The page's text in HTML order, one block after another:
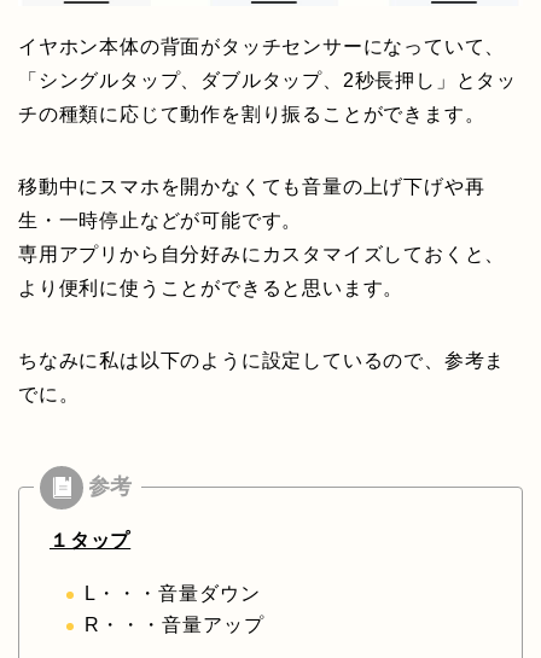
イヤホン本体の背面がタッチセンサーになっていて、
「シングルタップ、ダブルタップ、2秒長押し」とタッ
チの種類に応じて動作を割り振ることができます。
移動中にスマホを開かなくても音量の上げ下げや再
生・一時停止などが可能です。
専用アプリから自分好みにカスタマイズしておくと、
より便利に使うことができると思います。
ちなみに私は以下のように設定しているので、参考ま
でに。
１タップ
L・・・音量ダウン
R・・・音量アップ